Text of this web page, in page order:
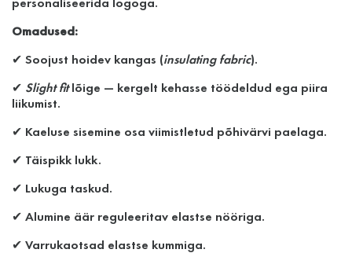
Omadused:
✔ Soojust hoidev kangas (insulating fabric).
✔ Slight fitlõige — kergelt kehasse töödeldud ega piira
liikumist.
✔ Kaeluse sisemine osa viimistletud põhivärvi paelaga.
✔ Täispikk lukk.
✔ Lukuga taskud.
✔ Alumine äär reguleeritav elastse nööriga.
✔ Varrukaotsad elastse kummiga.